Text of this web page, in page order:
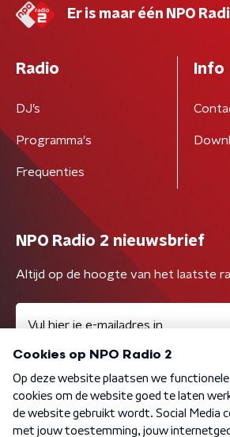
Er is maar één NPO
Radio
DJ’s
Programma's
Frequenties
Info
NPO Radio 2 nieuwsbrief
Altijd op de hoogte van het laatste
Algemene voorwaarden